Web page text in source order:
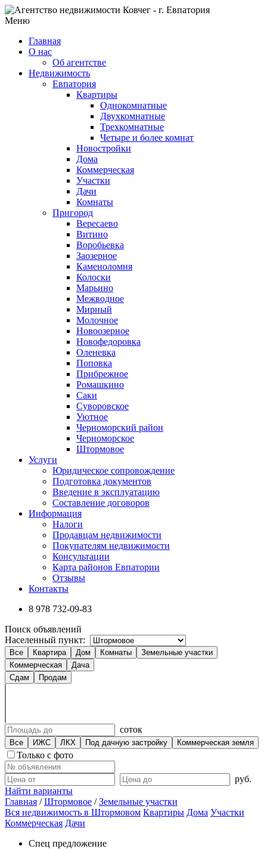
Меню
Главная
О нас
Об агентстве
Недвижимость
Евпатория
Квартиры
Однокомнатные
Двухкомнатные
Трехкомнатные
Четыре и более комнат
Новостройки
Дома
Коммерческая
Участки
Дачи
Комнаты
Пригород
Вересаево
Витино
Воробьевка
Заозерное
Каменоломня
Колоски
Марьино
Межводное
Мирный
Молочное
Новоозерное
Новофедоровка
Оленевка
Поповка
Прибрежное
Ромашкино
Саки
Суворовское
Уютное
Черноморский район
Черноморское
Штормовое
Услуги
Юридическое сопровождение
Подготовка документов
Введение в эксплуатацию
Составление договоров
Информация
Налоги
Продавцам недвижимости
Покупателям недвижимости
Консультации
Карта районов Евпатории
Отзывы
Контакты
8 978 732-09-83
Поиск объявлений
Населенный пункт:
Все Квартира Дом Комнаты
Земельные участки
Коммерческая
Дача
Сдам
Продам
соток
Все ИЖС ЛКХ Под дачную застройку Коммерческая земля
Только с фото
руб.
Найти варианты
Главная /Штормовое /Земельные участки
Вся недвижимость в Штормовом Квартиры Дома Участки
Коммерческая Дачи
Спец предложение